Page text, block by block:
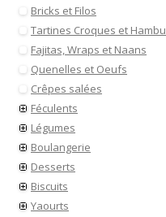
Bricks et Filos
Tartines Croques et
Fajitas, Wraps et Naans
Quenelles et Oeufs
Crêpes salées
Féculents
Légumes
Boulangerie
Desserts
Biscuits
Yaourts